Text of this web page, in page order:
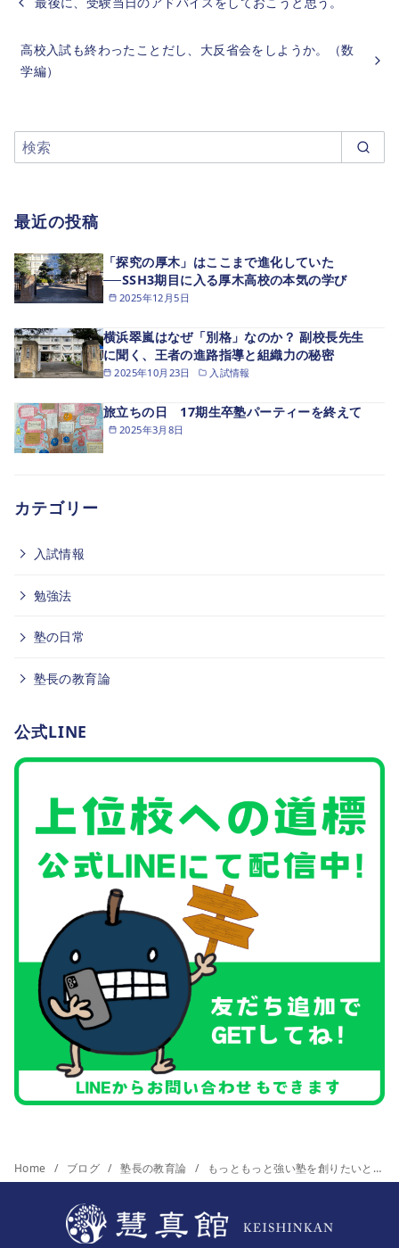
高校入試も終わったことだし、大反省会をしようか。（数
学編）
最近の投稿
2025年12月5日
「探究の厚木」はここまで進化していた
──SSH3期目に入る厚木高校の本気の学び
2025年10月23日 入試情報
横浜翠嵐はなぜ「別格」なのか？ 副校長先生
に聞く、王者の進路指導と組織力の秘密
2025年3月8日
旅立ちの日 17期生卒塾パーティーを終えて
カテゴリー
入試情報
勉強法
塾の日常
塾長の教育論
公式LINE
Home ブログ 塾長の教育論 もっともっと強い塾を創りたいと思う。